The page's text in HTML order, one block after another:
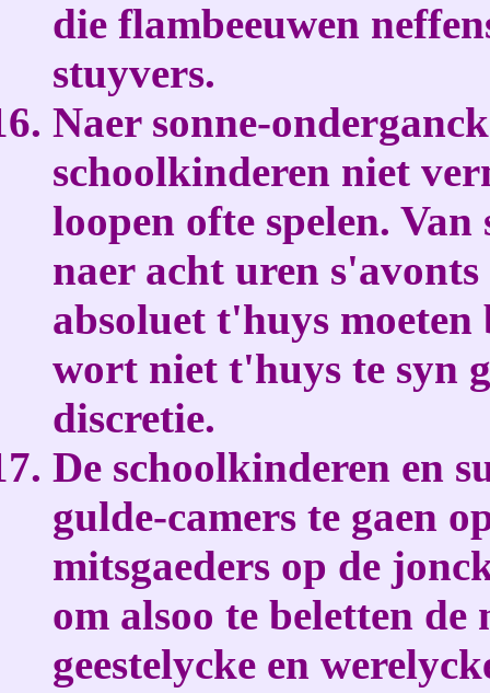
die flambeeuwen
stuyvers.
Naer sonne-
schoolkinderen niet
loopen ofte spelen.
naer acht uren
absoluet t'huys moeten
wort niet t'huys te syn
discretie.
De schoolkinderen en
gulde-camers te gaen
mitsgaeders op de
om alsoo te beletten
geestelycke en